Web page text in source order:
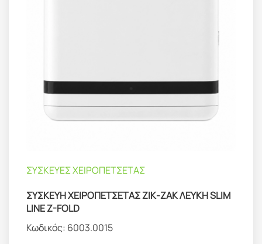
ΣΥΣΚΕΥΕΣ ΧΕΙΡΟΠΕΤΣΕΤΑΣ
ΣΥΣΚΕΥΗ ΧΕΙΡΟΠΕΤΣΕΤΑΣ ΖΙΚ-ΖΑΚ ΛΕΥΚΗ SLIM
LINE Z-FOLD
Κωδικός: 6003.0015